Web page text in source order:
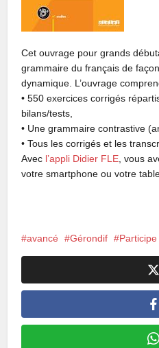
Cet ouvrage pour grands
grammaire du français de
dynamique. L’ouvrage
• 550 exercices corrigés
bilans/tests,
• Une grammaire contrastive
• Tous les corrigés et les
Avec l’appli Didier FLE , vous
votre smartphone ou votre
avancé Gérondif